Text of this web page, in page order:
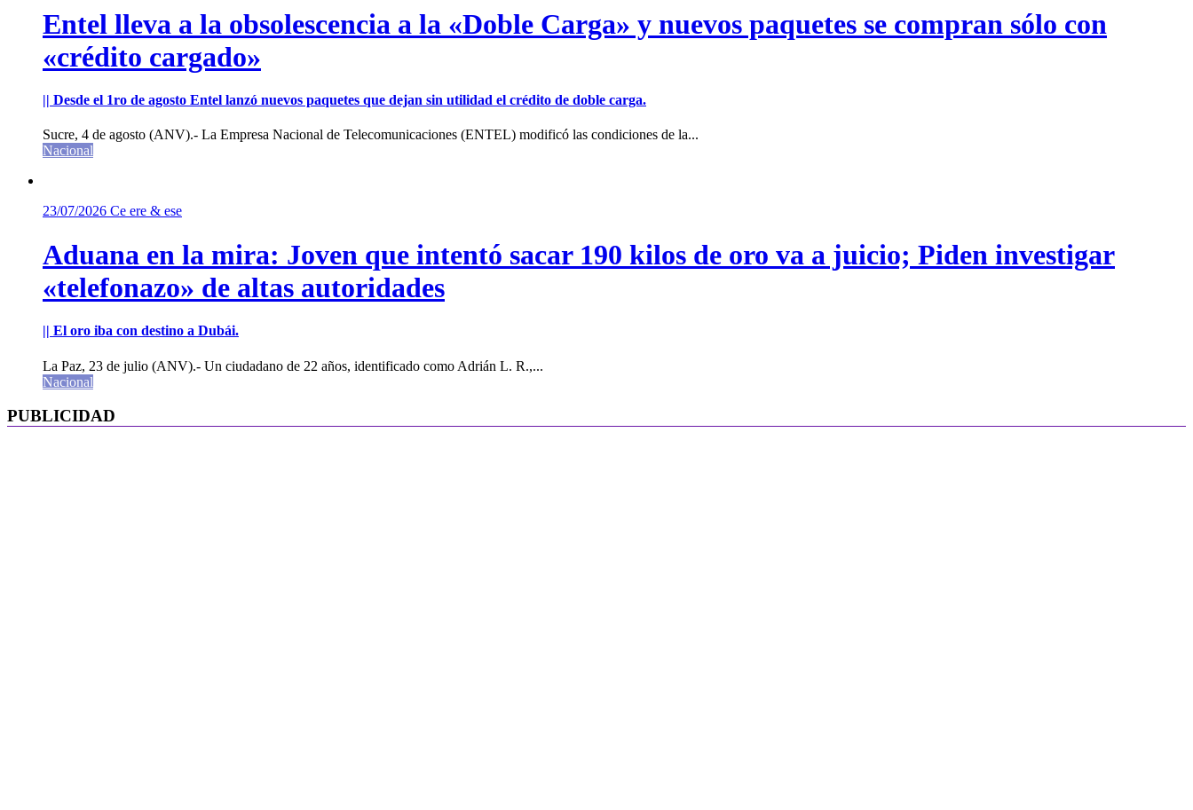
Entel lleva a la obsolescencia a la «Doble Carga» y nuevos paquetes se compran sólo con
«crédito cargado»
|| Desde el 1ro de agosto Entel lanzó nuevos paquetes que dejan sin utilidad el crédito de doble carga.
Sucre, 4 de agosto (ANV).- La Empresa Nacional de Telecomunicaciones (ENTEL) modificó las condiciones de la...
Nacional
23/07/2026 Ce ere & ese
Aduana en la mira: Joven que intentó sacar 190 kilos de oro va a juicio; Piden investigar
«telefonazo» de altas autoridades
|| El oro iba con destino a Dubái.
La Paz, 23 de julio (ANV).- Un ciudadano de 22 años, identificado como Adrián L. R.,...
Nacional
PUBLICIDAD